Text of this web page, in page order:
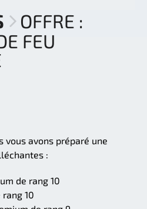
OFFRE :
FEU
vous avons préparé une
:
de rang 10
rang 10